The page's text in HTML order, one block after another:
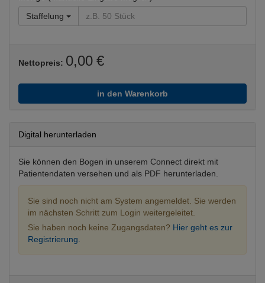
Staffelung
Nettopreis: 0,00 €
in den Warenkorb
Digital herunterladen
Sie können den Bogen in unserem Connect direkt mit
Patientendaten versehen und als PDF herunterladen.
Sie sind noch nicht am System angemeldet. Sie werden
im nächsten Schritt zum Login weitergeleitet.
Sie haben noch keine Zugangsdaten? Hier geht es zur
Registrierung.